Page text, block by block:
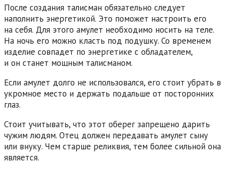
После создания талисман обязательно следует
наполнить энергетикой. Это поможет настроить его
на себя. Для этого амулет необходимо носить на теле.
На ночь его можно класть под подушку. Со временем
изделие совпадет по энергетике с обладателем,
и он станет мощным талисманом.
Если амулет долго не использовался, его стоит убрать в
укромное место и держать подальше от посторонних
глаз.
Стоит учитывать, что этот оберег запрещено дарить
чужим людям. Отец должен передавать амулет сыну
или внуку. Чем старше реликвия, тем более сильной она
является.